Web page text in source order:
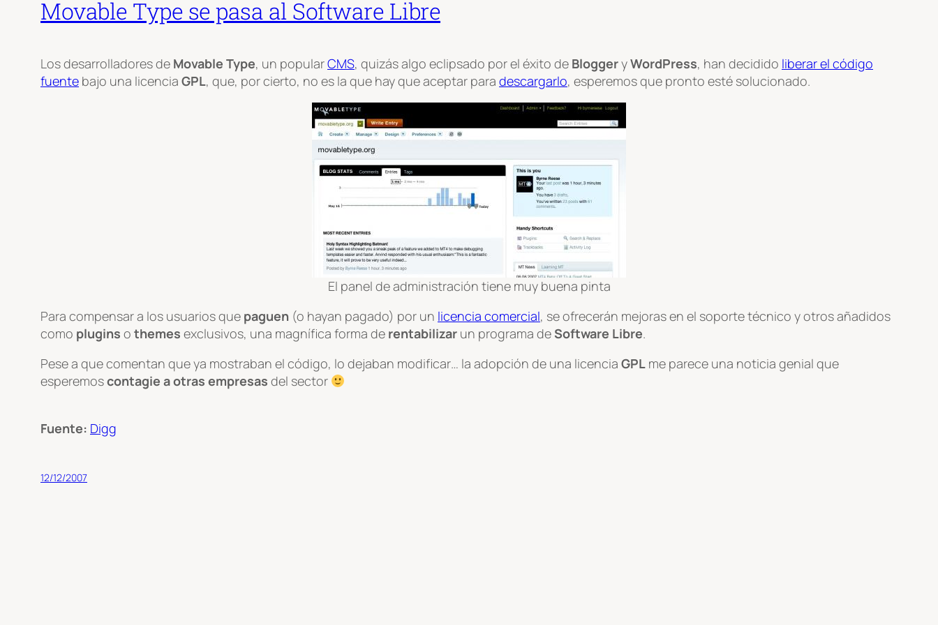
Movable Type se pasa al Software Libre
Los desarrolladores de Movable Type, un popularCMS, quizás algo eclipsado por el éxito de BloggeryWordPress, han decidido liberar el código
fuente bajo una licencia GPL, que, por cierto, no es la que hay que aceptar para descargarlo, esperemos que pronto esté solucionado.
El panel de administración tiene muy buena pinta
Para compensar a los usuarios que paguen (o hayan pagado) por un licencia comercial, se ofrecerán mejoras en el soporte técnico y otros añadidos
como plugins o themes exclusivos, una magnífica forma de rentabilizar un programa deSoftware Libre.
Pese a que comentan que ya mostraban el código, lo dejaban modificar… la adopción de una licencia GPL me parece una noticia genial que
esperemoscontagie a otras empresas del sector
Fuente: Digg
12/12/2007